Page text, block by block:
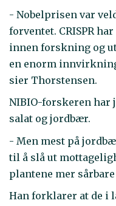
- Nobelprisen var
forventet. CRISPR
innen forskning og
en enorm
sier Thorstensen.
NIBIO-forskeren har
salat og jordbær.
- Men mest på
til å slå ut
plantene mer
Han forklarer at de i